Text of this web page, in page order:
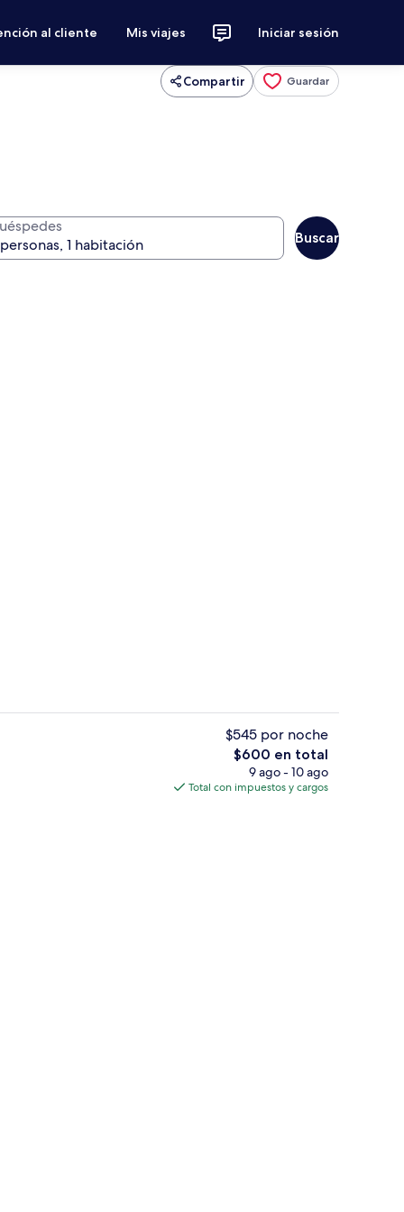
al cliente Mis viajes Iniciar sesión
Compartir Guardar
Buscar
4 habitaciones, escritorio y wifi gratis
$545 por noche
El
precio
total
$600 en total
9 ago - 10 ago
Total con impuestos y cargos